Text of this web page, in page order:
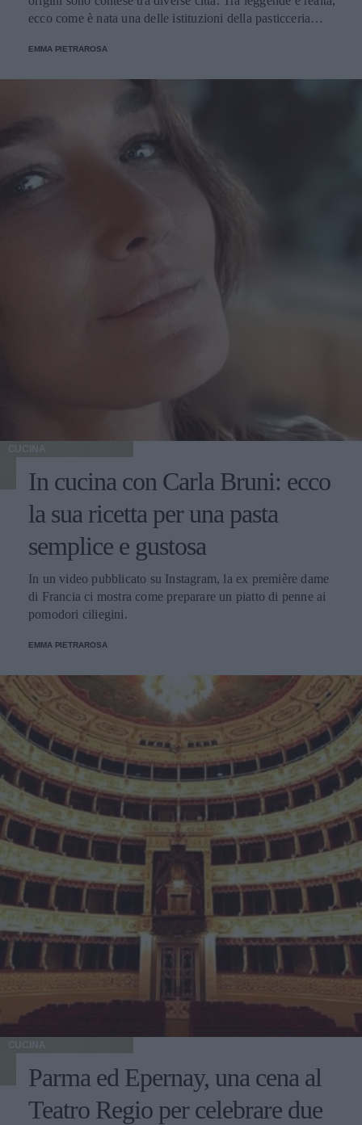
ecco come è nata una delle istituzioni della pasticceria
EMMA PIETRAROSA
CUCINA
In cucina con Carla Bruni: ecco
la sua ricetta per una pasta
semplice e gustosa
In un video pubblicato su Instagram, la ex première dame
di Francia ci mostra come preparare un piatto di penne ai
pomodori ciliegini.
EMMA PIETRAROSA
CUCINA
Parma ed Epernay, una cena al
Teatro Regio per celebrare due